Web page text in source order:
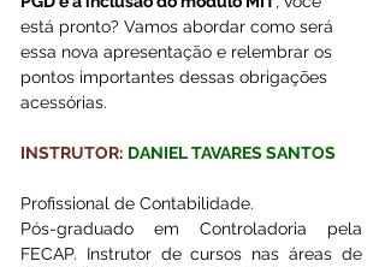
está pronto? Vamos abordar como será
essa nova apresentação e relembrar os
pontos importantes dessas obrigações
acessórias.
INSTRUTOR: DANIEL TAVARES SANTOS
Profissional de Contabilidade.
Pós-graduado em Controladoria pela
FECAP. Instrutor de cursos nas áreas de